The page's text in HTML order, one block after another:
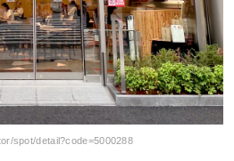
spot/detail?code=5000288